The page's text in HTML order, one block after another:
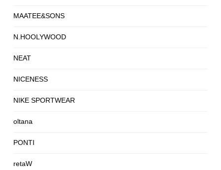
MAATEE&SONS
N.HOOLYWOOD
NEAT
NICENESS
NIKE SPORTWEAR
oltana
PONTI
retaW